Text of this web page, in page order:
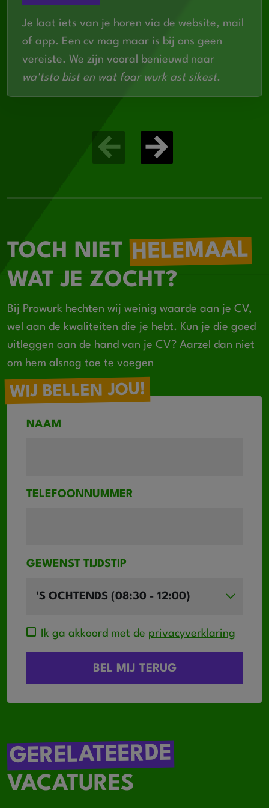
Je laat iets van je horen via de website, mail
of app. Een cv mag maar is bij ons geen
vereiste. We zijn vooral benieuwd naar
wa'tsto bist en wat foar wurk ast sikest.
TOCH NIETHELEMAAL
WAT JE ZOCHT?
Bij Prowurk hechten wij weinig waarde aan je CV,
wel aan de kwaliteiten die je hebt. Kun je die goed
uitleggen aan de hand van je CV? Aarzel dan niet
om hem alsnog toe te voegen
WIJ BELLEN JOU!
NAAM
TELEFOONNUMMER
GEWENST TIJDSTIP
Ik ga akkoord met de privacyverklaring
GERELATEERDE
VACATURES